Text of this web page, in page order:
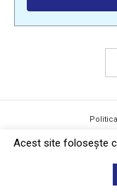
Acest site foloseşte